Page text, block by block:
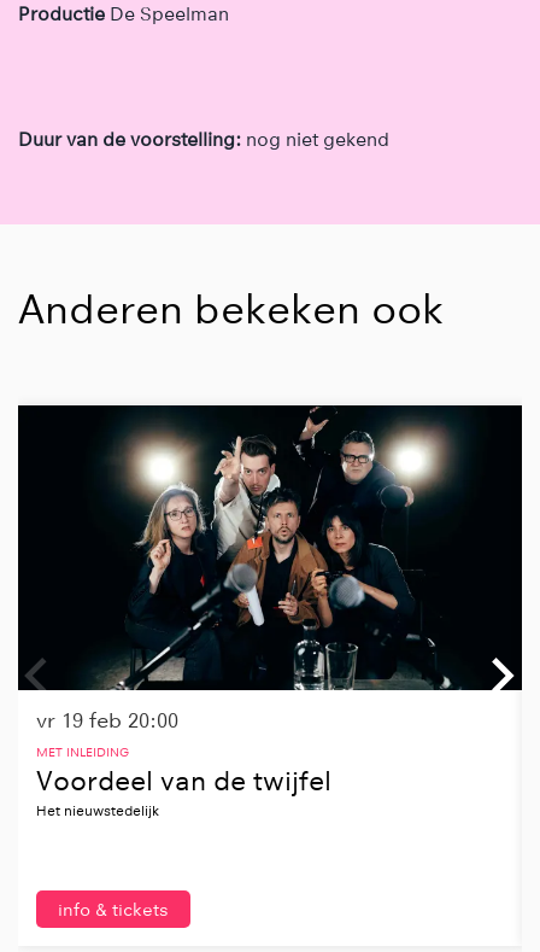
Productie De Speelman
Duur van de voorstelling: nog niet gekend
Anderen bekeken ook
Voordeel van de twijfel
Het nieuwstedelijk
MET INLEIDING
vr 19 feb 20:00
info & tickets